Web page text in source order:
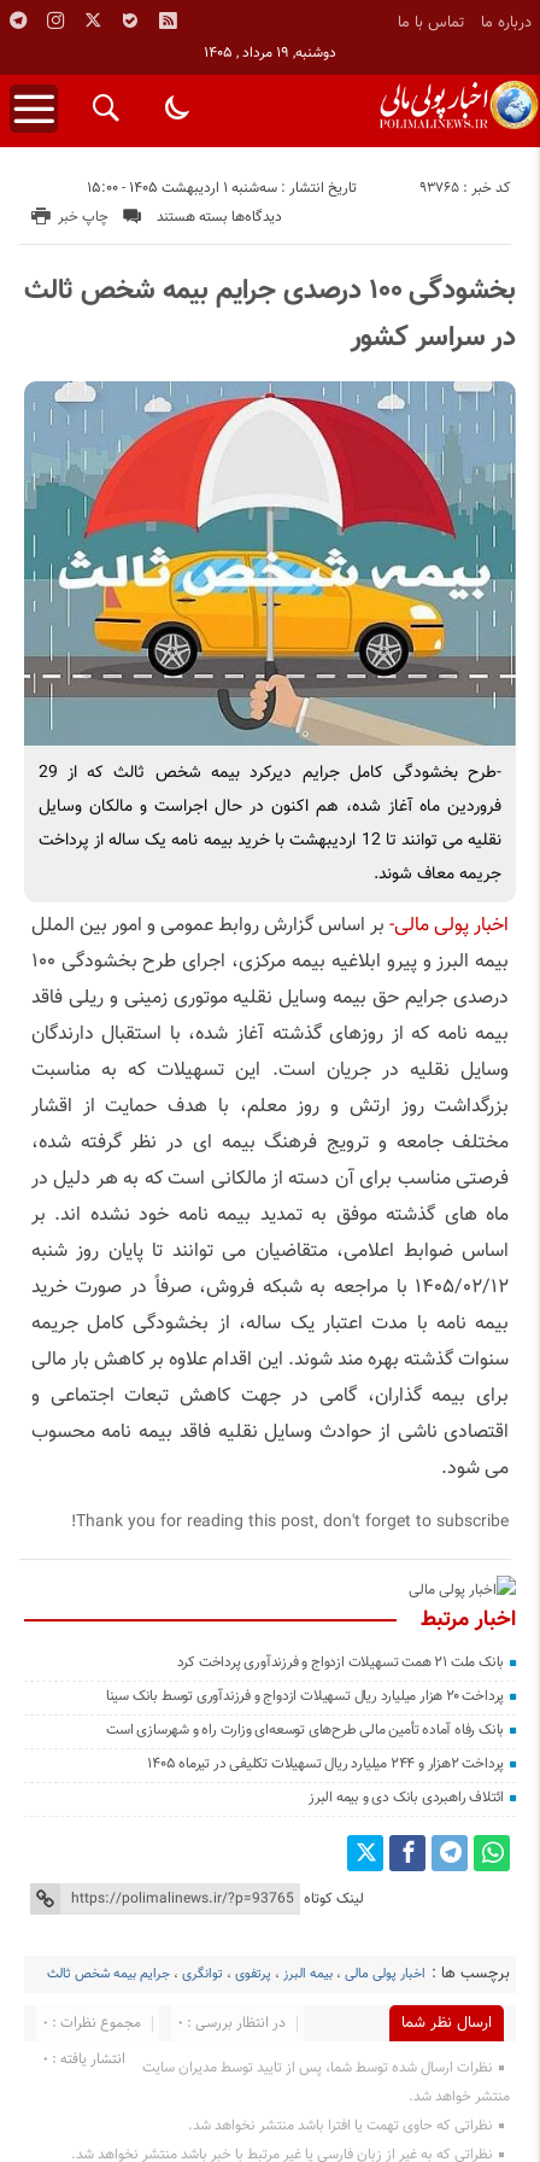
درباره ما تماس با ما
دوشنبه, ۱۹ مرداد , ۱۴۰۵
تاریخ انتشار : سه‌شنبه ۱ اردیبهشت ۱۴۰۵ - ۱۵:۰۰ کد خبر : 93765
چاپ خبر دیدگاه‌ها برای
بخشودگی
درصدی
شخص
ثالث
در
سراسر
کشور
بسته هستند
بخشودگی ۱۰۰ درصدی جرایم بیمه شخص ثالث
در سراسر کشور
-طرح بخشودگی کامل جرایم دیرکرد بیمه شخص ثالث که از 29
فروردین ماه آغاز شده، هم اکنون در حال اجراست و مالکان وسایل
نقلیه می توانند تا 12 اردیبهشت با خرید بیمه نامه یک ساله از پرداخت
جریمه معاف شوند.
اخبار پولی مالی-بر اساس گزارش روابط عمومی و امور بین الملل
بیمه البرز و پیرو ابلاغیه بیمه مرکزی، اجرای طرح بخشودگی ۱۰۰
درصدی جرایم حق بیمه وسایل نقلیه موتوری زمینی و ریلی فاقد
بیمه نامه که از روزهای گذشته آغاز شده، با استقبال دارندگان
وسایل نقلیه در جریان است. این تسهیلات که به مناسبت
بزرگداشت روز ارتش و روز معلم، با هدف حمایت از اقشار
مختلف جامعه و ترویج فرهنگ بیمه ای در نظر گرفته شده،
فرصتی مناسب برای آن دسته از مالکانی است که به هر دلیل در
ماه های گذشته موفق به تمدید بیمه نامه خود نشده اند. بر
اساس ضوابط اعلامی، متقاضیان می توانند تا پایان روز شنبه
۱۴۰۵/۰۲/۱۲ با مراجعه به شبکه فروش، صرفاً در صورت خرید
بیمه نامه با مدت اعتبار یک ساله، از بخشودگی کامل جریمه
سنوات گذشته بهره مند شوند. این اقدام علاوه بر کاهش بار مالی
برای بیمه گذاران، گامی در جهت کاهش تبعات اجتماعی و
اقتصادی ناشی از حوادث وسایل نقلیه فاقد بیمه نامه محسوب
می شود.
Thank you for reading this post, don't forget to subscribe!
اخبار مرتبط
بانک ملت ۲۱ همت تسهیلات ازدواج و فرزندآوری پرداخت کرد
پرداخت ۲۰ هزار میلیارد ریال تسهیلات ازدواج و فرزند‌آوری توسط بانک سینا
بانک رفاه آماده تأمین مالی طرح‌های توسعه‌ای وزارت راه و شهرسازی است
پرداخت ۲هزار و ۲۴۴ میلیارد ریال تسهیلات تکلیفی در تیرماه ۱۴۰۵
ائتلاف راهبردی بانک دی و بیمه البرز
لینک کوتاه
برچسب ها : اخبار پولی مالی ، بیمه البرز ، پرتفوی ، توانگری ، جرایم بیمه شخص ثالث
ارسال نظر شما مجموع نظرات : 0
در انتظار بررسی : 0
انتشار یافته : ۰
نظرات ارسال شده توسط شما، پس از تایید توسط مدیران سایت
منتشر خواهد شد.
نظراتی که حاوی تهمت یا افترا باشد منتشر نخواهد شد.
نظراتی که به غیر از زبان فارسی یا غیر مرتبط با خبر باشد منتشر نخواهد شد.